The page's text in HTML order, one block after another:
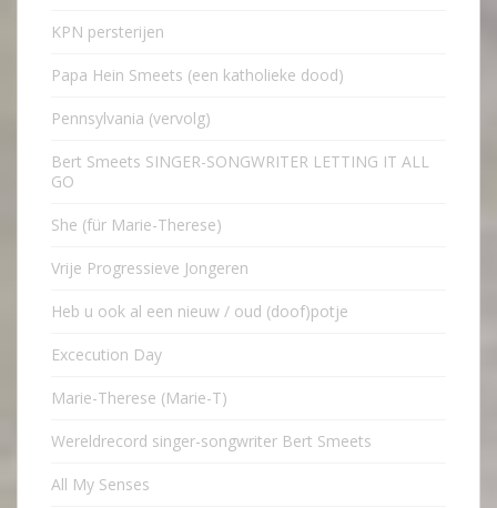
KPN persterijen
Papa Hein Smeets (een katholieke dood)
Pennsylvania (vervolg)
Bert Smeets SINGER-SONGWRITER LETTING IT ALL
GO
She (für Marie-Therese)
Vrije Progressieve Jongeren
Heb u ook al een nieuw / oud (doof)potje
Excecution Day
Marie-Therese (Marie-T)
Wereldrecord singer-songwriter Bert Smeets
All My Senses